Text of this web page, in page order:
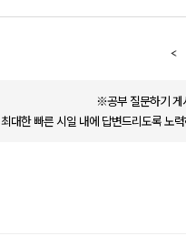
※공부 질문하기 게
최대한 빠른 시일 내에 답변드리도록 노